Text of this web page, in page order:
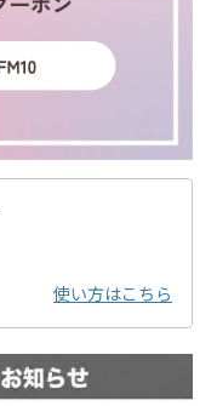
使い方はこちら